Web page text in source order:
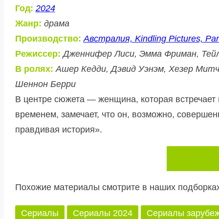
Год: 2024
Жанр: драма
Производство: Австралия, Kindling Pictures,
Режиссер: Дженнифер Лиси, Эмма Фриман,
В ролях: Ашер Кедди, Дэвид Уэнэм, Хезер
Шеннон Берри
В центре сюжета — женщина, которая
временем, замечает, что он, возможно,
правдивая история».
Похожие материалы смотрите в наших
Сериалы Сериалы 2024 Сериалы